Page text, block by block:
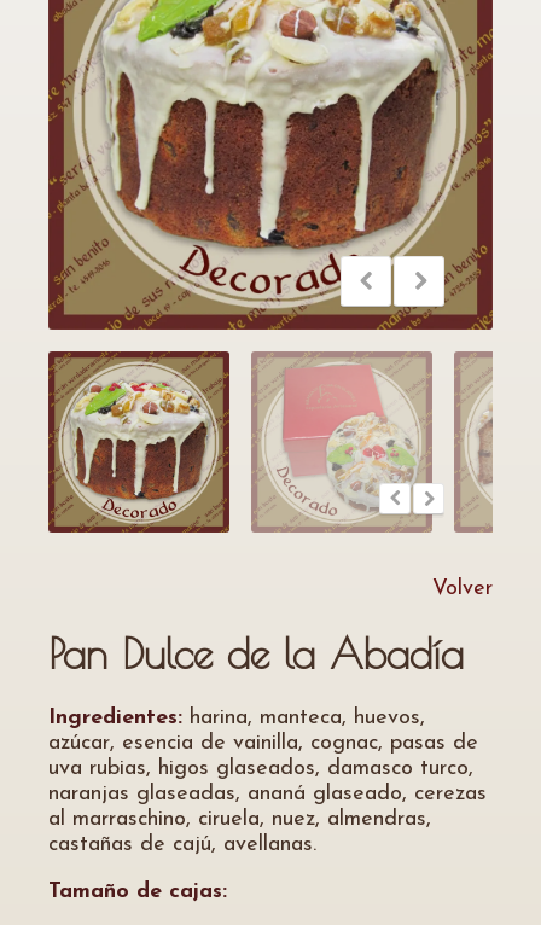
Volver
Pan Dulce de la Abadía
Ingredientes: harina, manteca, huevos,
azúcar, esencia de vainilla, cognac, pasas de
uva rubias, higos glaseados, damasco turco,
naranjas glaseadas, ananá glaseado, cerezas
al marraschino, ciruela, nuez, almendras,
castañas de cajú, avellanas.
Tamaño de cajas: